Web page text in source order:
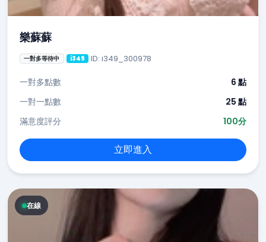
樂蘇蘇
一對多等待中 i349 ID: i349_300978
一對多點數
6 點
一對一點數
25 點
滿意度評分
100分
立即進入
在線